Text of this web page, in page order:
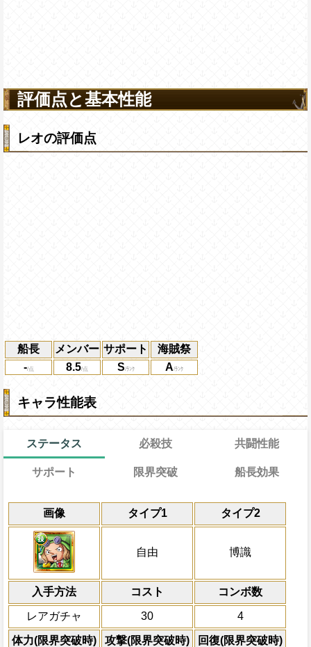
評価点と基本性能
レオの評価点
船長 メンバー サポート
海賊祭
-
8.5 S A
キャラ性能表
ステータス
画像 タイプ1 タイプ2
自由 博識
入手方法 コスト コンボ数
レアガチャ 30 4
体力(限界突破時) 攻撃(限界突破時)
回復(限界突破時)
必殺技
通常 17→11ターン
限界突破
通常時
敵全体にかかっている防御力アップ状態
ーン回復、必殺発動時までに最大体力を
が10000以上で上段キャラの必殺ターン
外の場合は1短縮する
上限突破
共闘性能
共闘性能
船長効果
冒険開始時の必殺タ
キャラの攻撃を
にし、他の属性キャ
必殺技
ターン数：11
敵全体の攻撃を3タ
全体にかかっている
ン減らす
サポート
効果
冒険中1回限り、敵から必殺ターン巻き戻
次の一味の行動時にサポート対象キャラ
短縮する
対象
マンシェリー ウソップ
限界突破
習得する効果
自分の必殺ターン巻き戻しを完全に
速属性から受けるダメージを5%減
回復無効状態を7ターン回復する
自分は船員効果無効を5ターン回復
船長効果
通常時
自由タイプキャラの攻撃を3倍、受けるダ